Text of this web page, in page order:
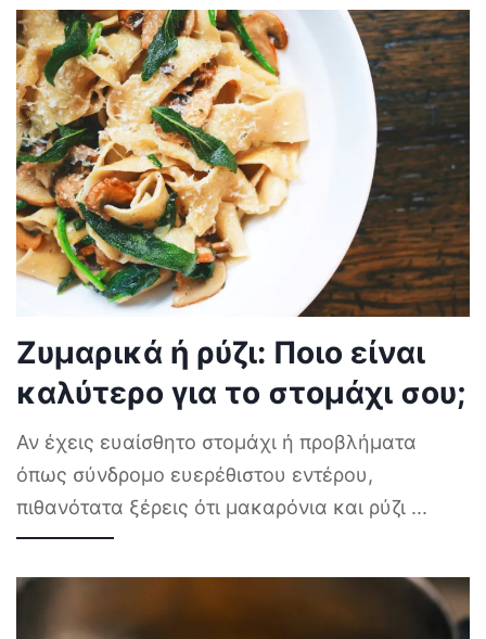
Ζυμαρικά ή ρύζι: Ποιο είναι
καλύτερο για το στομάχι σου;
Αν έχεις ευαίσθητο στομάχι ή προβλήματα
όπως σύνδρομο ευερέθιστου εντέρου,
πιθανότατα ξέρεις ότι μακαρόνια και ρύζι ...